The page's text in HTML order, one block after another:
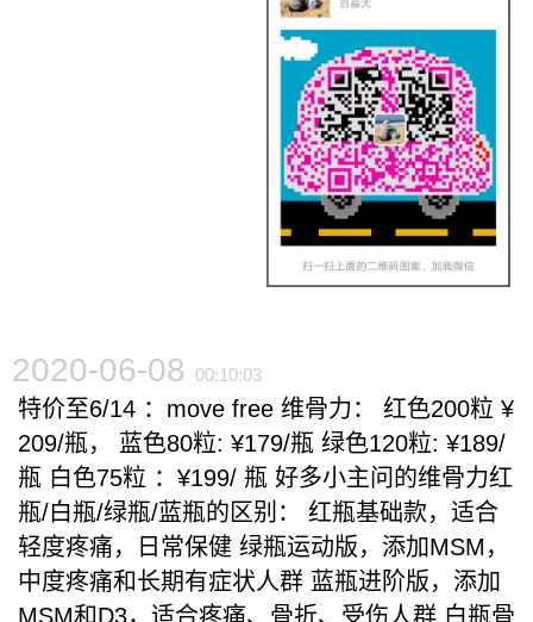
2020-06-08 00:10:03
特价至6/14 ：move free 维骨力： 红色200粒 ¥
209/瓶， 蓝色80粒: ¥179/瓶 绿色120粒: ¥189/
瓶 白色75粒 ：¥199/ 瓶 好多小主问的维骨力红
瓶/白瓶/绿瓶/蓝瓶的区别： 红瓶基础款，适合
轻度疼痛，日常保健 绿瓶运动版，添加MSM，
中度疼痛和长期有症状人群 蓝瓶进阶版，添加
MSM和D3，适合疼痛、骨折、受伤人群 白瓶骨